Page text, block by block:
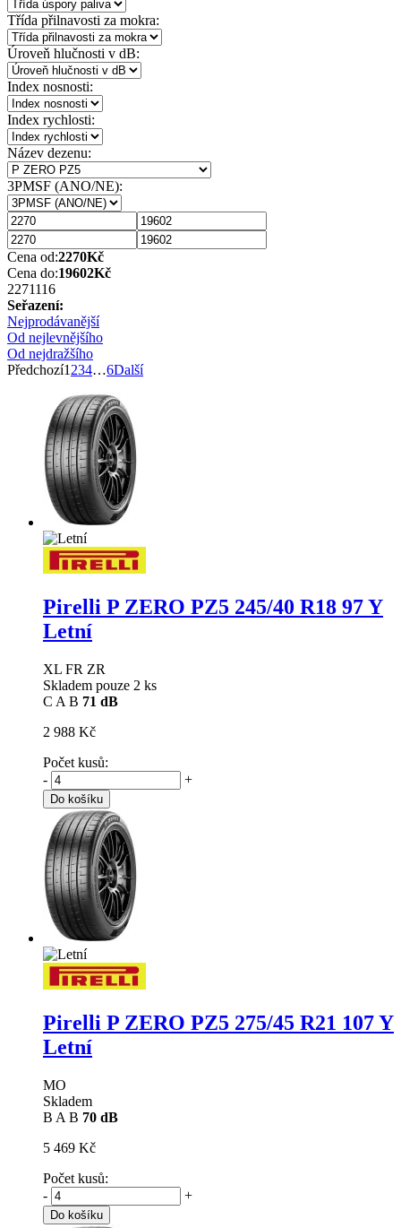
Třída přilnavosti za mokra:
Úroveň hlučnosti v dB:
Index nosnosti:
Index rychlosti:
Název dezenu:
3PMSF (ANO/NE):
Cena od:2270Kč
Cena do:19602Kč
2271116
Seřazení:
Nejprodávanější
Od nejlevnějšího
Od nejdražšího
Předchozí1 234…6Další
Pirelli P ZERO PZ5 245/40 R18 97 Y
Letní
XL FR ZR
Skladem pouze 2 ks
C A B 71 dB
2 988 Kč
Počet kusů:
-
+
Do košíku
Pirelli P ZERO PZ5 275/45 R21 107 Y
Letní
MO
Skladem
B A B 70 dB
5 469 Kč
Počet kusů:
-
+
Do košíku